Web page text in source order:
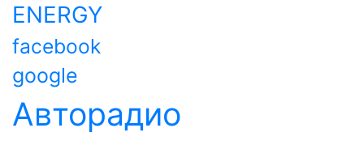
ENERGY
facebook
google
Авторадио